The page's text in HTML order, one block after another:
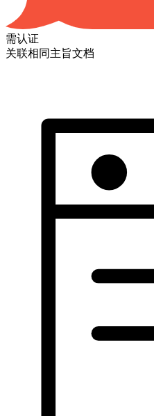
需认证
关联相同主旨文档